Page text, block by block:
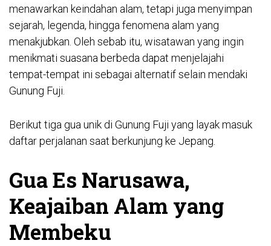
menawarkan keindahan alam, tetapi juga menyimpan
sejarah, legenda, hingga fenomena alam yang
menakjubkan. Oleh sebab itu, wisatawan yang ingin
menikmati suasana berbeda dapat menjelajahi
tempat-tempat ini sebagai alternatif selain mendaki
Gunung Fuji.
Berikut tiga gua unik di Gunung Fuji yang layak masuk
daftar perjalanan saat berkunjung ke Jepang.
Gua Es Narusawa,
Keajaiban Alam yang
Membeku